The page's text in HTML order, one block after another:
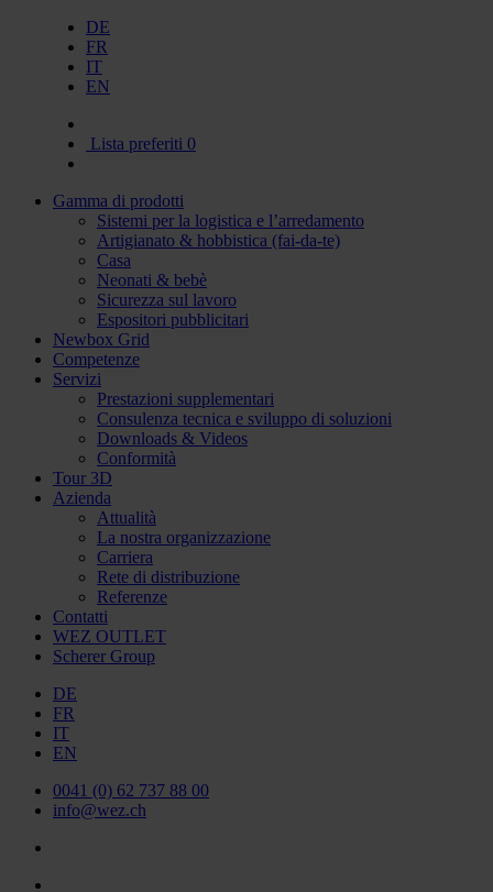
DE
FR
IT
EN
Lista preferiti 0
Gamma di prodotti
Sistemi per la logistica e l’arredamento
Artigianato & hobbistica (fai-da-te)
Casa
Neonati & bebè
Sicurezza sul lavoro
Espositori pubblicitari
Newbox Grid
Competenze
Servizi
Prestazioni supplementari
Consulenza tecnica e sviluppo di soluzioni
Downloads & Videos
Conformità
Tour 3D
Azienda
Attualità
La nostra organizzazione
Carriera
Rete di distribuzione
Referenze
Contatti
WEZ OUTLET
Scherer Group
DE
FR
IT
EN
0041 (0) 62 737 88 00
info@wez.ch